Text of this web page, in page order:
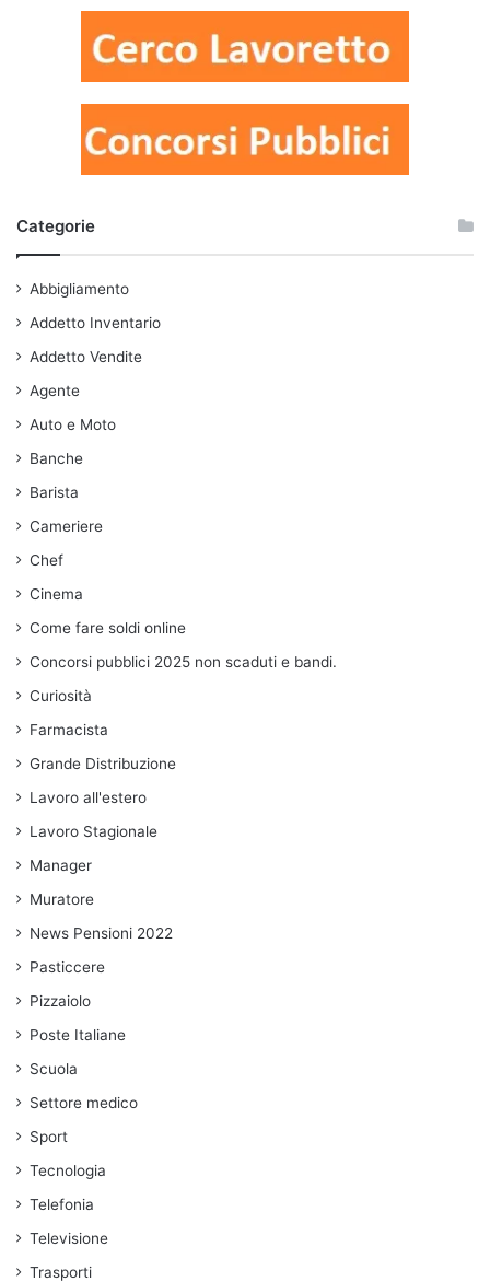
Categorie
Abbigliamento
Addetto Inventario
Addetto Vendite
Agente
Auto e Moto
Banche
Barista
Cameriere
Chef
Cinema
Come fare soldi online
Concorsi pubblici 2025 non scaduti e bandi.
Curiosità
Farmacista
Grande Distribuzione
Lavoro all'estero
Lavoro Stagionale
Manager
Muratore
News Pensioni 2022
Pasticcere
Pizzaiolo
Poste Italiane
Scuola
Settore medico
Sport
Tecnologia
Telefonia
Televisione
Trasporti